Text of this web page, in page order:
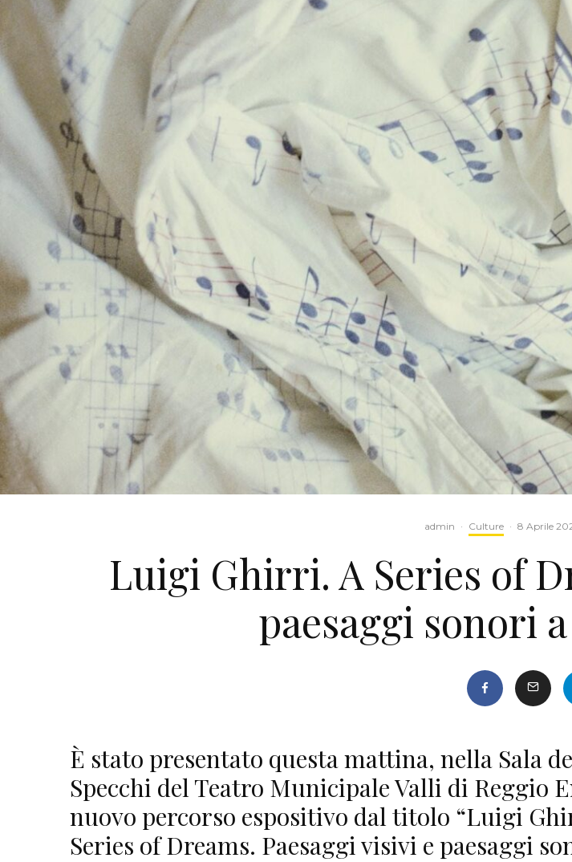
admin · Culture · 8 Aprile
Luigi Ghirri. A Series of
paesaggi sonori
È stato presentato questa mattina, nella Sala
Specchi del Teatro Municipale Valli di Reggio
nuovo percorso espositivo dal titolo “Luigi
Series of Dreams. Paesaggi visivi e paesaggi